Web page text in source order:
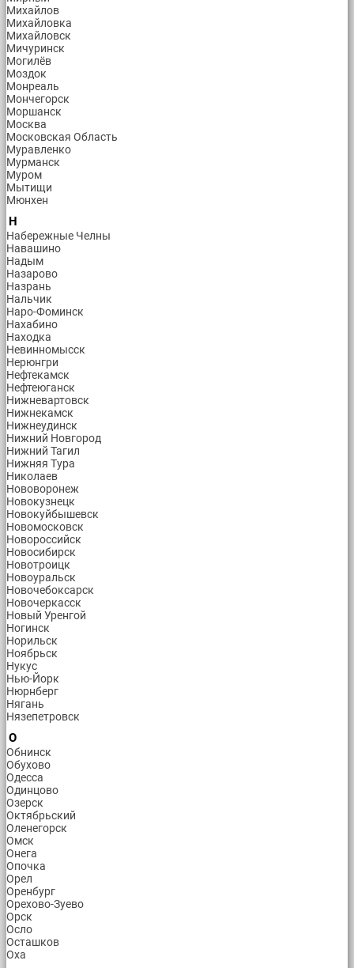
Михайлов
Михайловка
Михайловск
Мичуринск
Могилёв
Моздок
Монреаль
Мончегорск
Моршанск
Москва
Московская Область
Муравленко
Мурманск
Муром
Мытищи
Мюнхен
Н
Набережные Челны
Навашино
Надым
Назарово
Назрань
Нальчик
Наро-Фоминск
Нахабино
Находка
Невинномысск
Нерюнгри
Нефтекамск
Нефтеюганск
Нижневартовск
Нижнекамск
Нижнеудинск
Нижний Новгород
Нижний Тагил
Нижняя Тура
Николаев
Нововоронеж
Новокузнецк
Новокуйбышевск
Новомосковск
Новороссийск
Новосибирск
Новотроицк
Новоуральск
Новочебоксарск
Новочеркасск
Новый Уренгой
Ногинск
Норильск
Ноябрьск
Нукус
Нью-Йорк
Нюрнберг
Нягань
Нязепетровск
О
Обнинск
Обухово
Одесса
Одинцово
Озерск
Октябрьский
Оленегорск
Омск
Онега
Опочка
Орел
Оренбург
Орехово-Зуево
Орск
Осло
Осташков
Оха